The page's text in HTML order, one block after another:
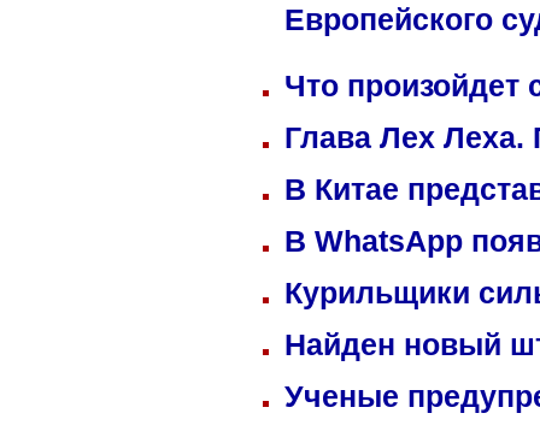
Европейского
Что произойдет
Глава Лех
В Китае
В WhatsApp
Курильщики
Найден новый
Ученые